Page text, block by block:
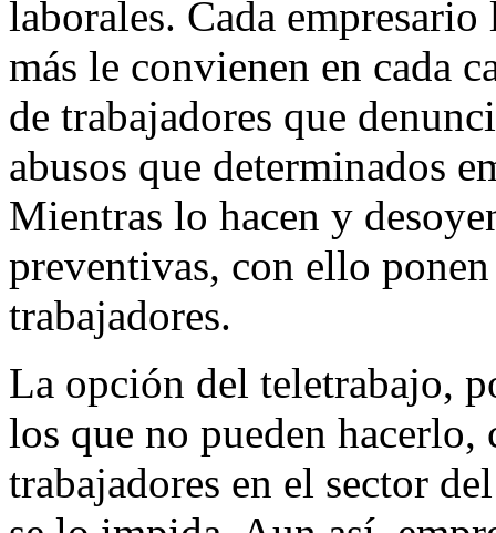
laborales. Cada
más le convienen en cada
de trabajadores que
abusos que determinados
Mientras lo hacen y
preventivas, con ello
trabajadores.
La opción del teletrabajo,
los que no pueden
trabajadores en el sector